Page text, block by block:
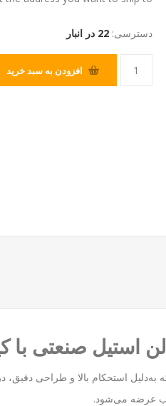
دسترسی: 22 در انبار
افزودن به سبد خرید
که به‌دلیل استحکام بالا و طراحی
عرضه می‌شود.